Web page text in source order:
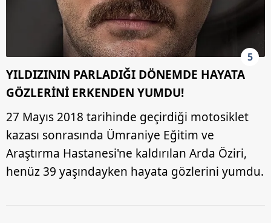
5
YILDIZININ PARLADIĞI DÖNEMDE HAYATA
GÖZLERİNİ ERKENDEN YUMDU!
27 Mayıs 2018 tarihinde geçirdiği motosiklet
kazası sonrasında Ümraniye Eğitim ve
Araştırma Hastanesi'ne kaldırılan Arda Öziri,
henüz 39 yaşındayken hayata gözlerini yumdu.